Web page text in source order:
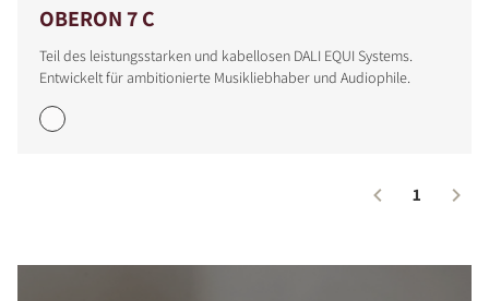
OBERON 7 C
Teil des leistungsstarken und kabellosen DALI EQUI Systems.
Entwickelt für ambitionierte Musikliebhaber und Audiophile.
1
PRODUKTE VERGLEICHEN